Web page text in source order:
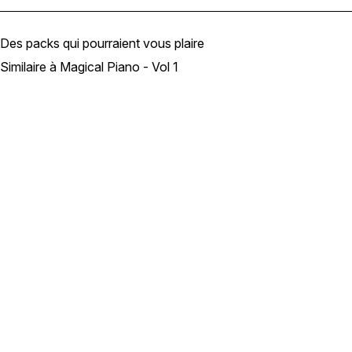
Des packs qui pourraient vous plaire
Similaire à Magical Piano - Vol 1